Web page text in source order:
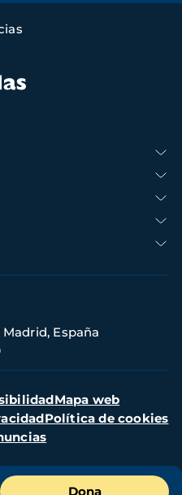
Dona
España
Mapa web
Política de cookies